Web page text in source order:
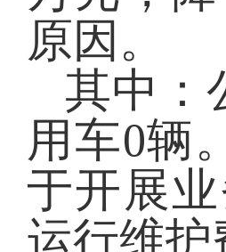
原因。
其中：
用车0辆
于开展
运行维护